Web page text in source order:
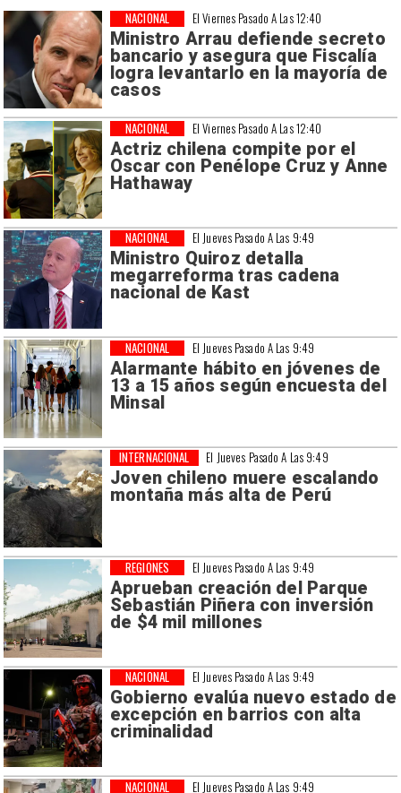
El Viernes Pasado A Las 12:40
Ministro Arrau defiende secreto
bancario y asegura que Fiscalía
logra levantarlo en la mayoría de
casos
NACIONAL
El Viernes Pasado A Las 12:40
Actriz chilena compite por el
Oscar con Penélope Cruz y Anne
Hathaway
NACIONAL
El Jueves Pasado A Las 9:49
Ministro Quiroz detalla
megarreforma tras cadena
nacional de Kast
NACIONAL
El Jueves Pasado A Las 9:49
Alarmante hábito en jóvenes de
13 a 15 años según encuesta del
Minsal
NACIONAL
El Jueves Pasado A Las 9:49
Joven chileno muere escalando
montaña más alta de Perú
INTERNACIONAL
El Jueves Pasado A Las 9:49
Aprueban creación del Parque
Sebastián Piñera con inversión
de $4 mil millones
REGIONES
El Jueves Pasado A Las 9:49
Gobierno evalúa nuevo estado de
excepción en barrios con alta
criminalidad
NACIONAL
El Jueves Pasado A Las 9:49
NACIONAL